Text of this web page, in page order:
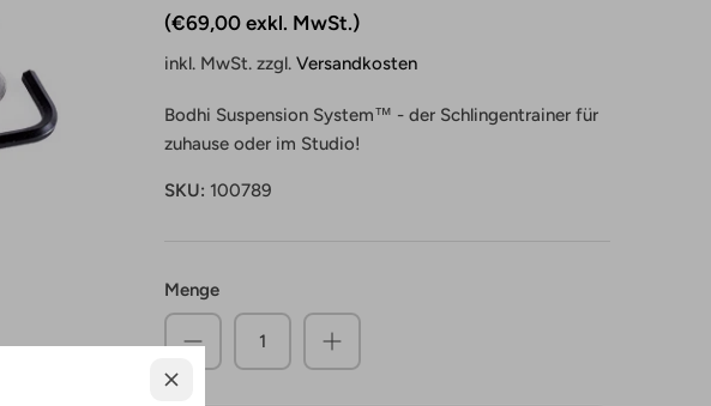
€69,00 exkl. MwSt.
inkl. MwSt. zzgl. Versandkosten
Bodhi Suspension System™ - der Schlingentrainer für
zuhause oder im Studio!
SKU: 100789
Menge